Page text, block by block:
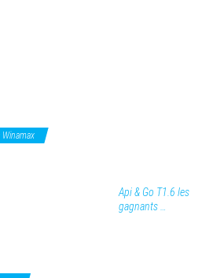
Winamax
Api & Go T1.6 les
gagnants …